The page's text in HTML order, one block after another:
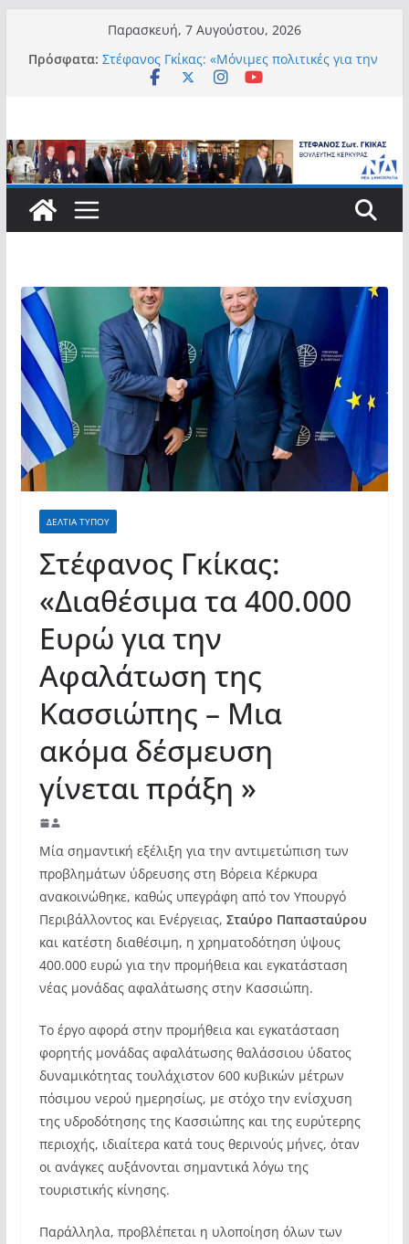
περιεχόμενο
Παρασκευή, 7 Αυγούστου, 2026
Πρόσφατα: Στέφανος Γκίκας: «Μόνιμες πολιτικές για την
αυτονομία, την αξιοπρέπεια και την ισότιμη
Στέφανος Γκίκας:
Στέφανος Γκίκας: «Η πρωτοβουλία “Smart
Island – Gov Access Booth” ενισχύει την
ισότιμη πρόσβαση των νησιωτών μας στις
911 νέους φοιτητές που επέλεξαν τα 6
Τμήματα της Κέρκυρας για τις σπουδές
τους»
Στέφανος Γκίκας: «Οι νέες προκλήσεις, όπως
η τεχνητή νοημοσύνη, η κλιματική κρίση, η
στεγαστική πίεση και η ανάγκη προστασίας
των επόμενων γενεών, επιβάλλουν
σύγχρονες και ουσιαστικές θεσμικές
απαντήσεις»
ΔΕΛΤΙΑ ΤΥΠΟΥ
Στέφανος Γκίκας:
«Διαθέσιμα τα 400.000
Ευρώ για την
Αφαλάτωση της
Κασσιώπης – Μια
ακόμα δέσμευση
γίνεται πράξη »
Μία σημαντική εξέλιξη για την αντιμετώπιση των
προβλημάτων ύδρευσης στη Βόρεια Κέρκυρα
ανακοινώθηκε, καθώς υπεγράφη από τον Υπουργό
Περιβάλλοντος και Ενέργειας, Σταύρο Παπασταύρου
και κατέστη διαθέσιμη, η χρηματοδότηση ύψους
400.000 ευρώ για την προμήθεια και εγκατάσταση
νέας μονάδας αφαλάτωσης στην Κασσιώπη.
Το έργο αφορά στην προμήθεια και εγκατάσταση
φορητής μονάδας αφαλάτωσης θαλάσσιου ύδατος
δυναμικότητας τουλάχιστον 600 κυβικών μέτρων
πόσιμου νερού ημερησίως, με στόχο την ενίσχυση
της υδροδότησης της Κασσιώπης και της ευρύτερης
περιοχής, ιδιαίτερα κατά τους θερινούς μήνες, όταν
οι ανάγκες αυξάνονται σημαντικά λόγω της
τουριστικής κίνησης.
Παράλληλα, προβλέπεται η υλοποίηση όλων των